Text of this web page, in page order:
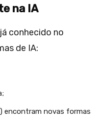
na IA
conhecido no
de IA:
encontram novas formas